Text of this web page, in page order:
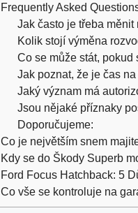
Frequently Asked
Jak často je třeba
Kolik stojí výměna
Co se může stát,
Jak poznat, že je čas
Jaký význam má
Jsou nějaké příznaky
Doporučujeme:
Co je největším snem
Kdy se do Škody Superb
Ford Focus Hatchback: 5
Co vše se kontroluje na